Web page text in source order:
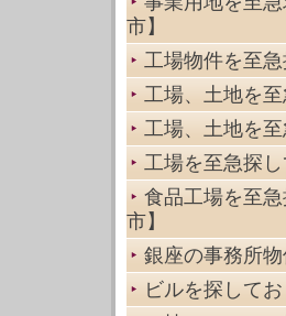
市】
工場物件を至
工場、土地を
工場、土地を
工場を至急探
食品工場を至
市】
銀座の事務所
ビルを探して